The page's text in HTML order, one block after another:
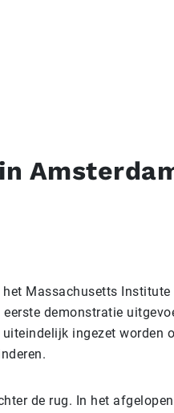
het Massachusetts
demonstratie
ingezet worden
de rug. In het afgelopen